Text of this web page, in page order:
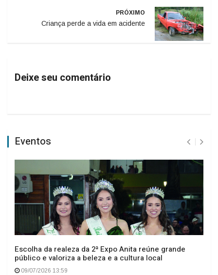
PRÓXIMO
Criança perde a vida em acidente
Deixe seu comentário
Eventos
Escolha da realeza da 2ª Expo Anita reúne grande
público e valoriza a beleza e a cultura local
09/07/2026 13:59